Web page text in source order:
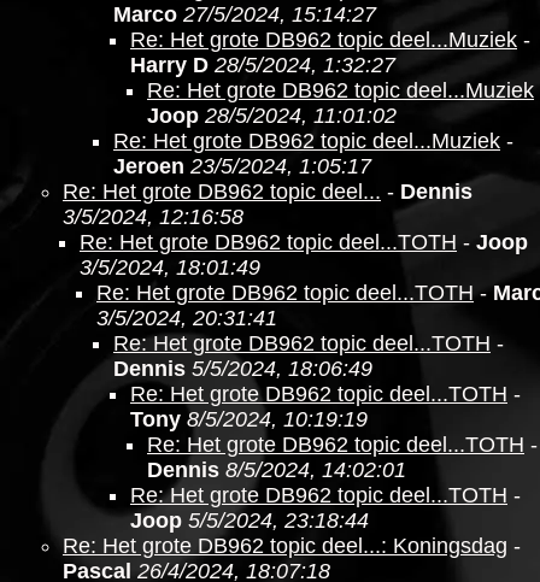
Marco 27/5/2024, 15:14:27
Re: Het grote DB962 topic deel...Muziek -
Harry D 28/5/2024, 1:32:27
Re: Het grote DB962 topic deel...Muziek
Joop 28/5/2024, 11:01:02
Re: Het grote DB962 topic deel...Muziek -
Jeroen 23/5/2024, 1:05:17
Re: Het grote DB962 topic deel... - Dennis
3/5/2024, 12:16:58
Re: Het grote DB962 topic deel...TOTH - Joop
3/5/2024, 18:01:49
Re: Het grote DB962 topic deel...TOTH -
3/5/2024, 20:31:41
Re: Het grote DB962 topic deel...TOTH -
Dennis 5/5/2024, 18:06:49
Re: Het grote DB962 topic deel...TOTH -
Tony 8/5/2024, 10:19:19
Re: Het grote DB962 topic deel...TOTH -
Dennis 8/5/2024, 14:02:01
Re: Het grote DB962 topic deel...TOTH -
Joop 5/5/2024, 23:18:44
Re: Het grote DB962 topic deel...: Koningsdag -
Pascal 26/4/2024, 18:07:18